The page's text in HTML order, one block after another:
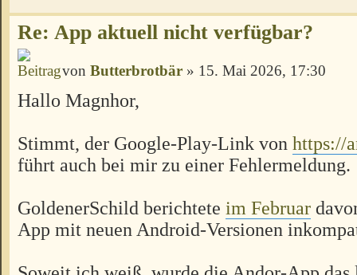
Re: App aktuell nicht verfügbar?
von Butterbrotbär » 15. Mai 2026, 17:30
Hallo Magnhor,
Stimmt, der Google-Play-Link von https://
führt auch bei mir zu einer Fehlermeldung.
GoldenerSchild berichtete im Februar
App mit neuen Android-Versionen